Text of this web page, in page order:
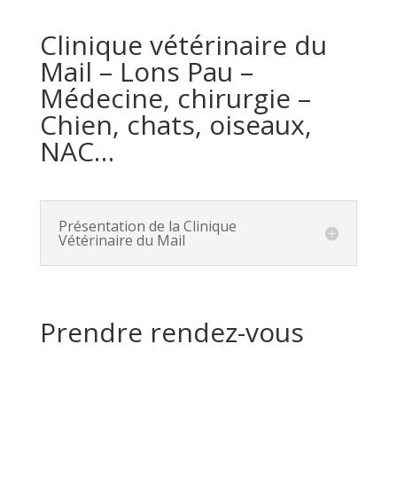
Clinique vétérinaire du
Mail – Lons Pau –
Médecine, chirurgie –
Chien, chats, oiseaux,
NAC…
Présentation de la Clinique
Vétérinaire du Mail
Prendre rendez-vous